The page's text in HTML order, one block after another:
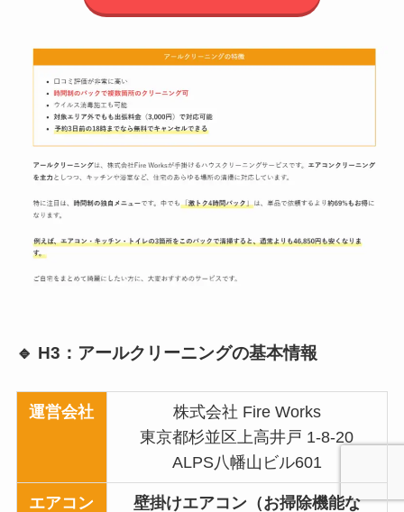
🔹 H3：アールクリーニングの基本情報
運営会社
株式会社 Fire Works
東京都杉並区上高井戸 1-8-20
ALPS八幡山ビル601
エアコン 壁掛けエアコン（お掃除機能な